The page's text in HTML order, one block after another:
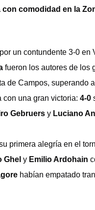
comodidad en la
un contundente 3-0 en
fueron los autores de los
de Campos, superando
con una gran victoria: 4-0
Gebruers y Luciano
primera alegría en el
Ghel y Emilio Ardohain
habían empatado